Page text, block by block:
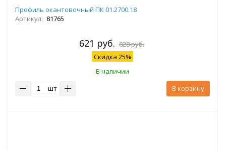
Профиль окантовочный ПК 01.2700.18
Артикул: 81765
621 руб. 828 руб.
Скидка 25%
В наличии
шт
В корзину